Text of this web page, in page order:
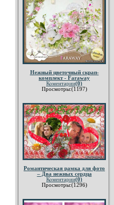
Нежный цветочный скрап-
комплект - Faraway
Коментарии(0)
Просмотры:(1197)
Романтическая рамка для фото
– Два нежных сердца
Коментарии(0)
Просмотры:(1296)